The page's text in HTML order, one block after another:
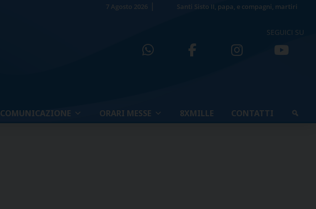
7 Agosto 2026 Santi Sisto II, papa, e compagni, martiri
SEGUICI SU
COMUNICAZIONE ORARI MESSE 8XMILLE CONTATTI